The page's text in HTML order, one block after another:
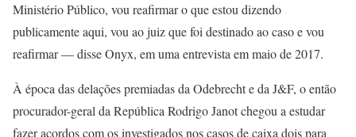
Ministério Público, vou reafirmar o que estou dizendo
publicamente aqui, vou ao juiz que foi destinado ao caso e vou
reafirmar — disse Onyx, em uma entrevista em maio de 2017.
À época das delações premiadas da Odebrecht e da J&F, o então
procurador-geral da República Rodrigo Janot chegou a estudar
fazer acordos com os investigados nos casos de caixa dois para